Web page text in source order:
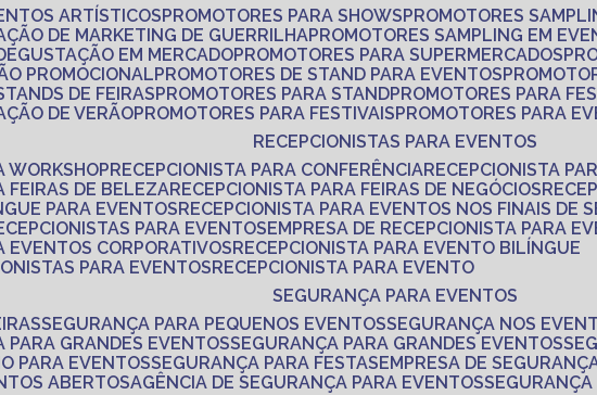
ARTÍSTICOS
PROMOTORES PARA SHOWS
PROMOTORES
DE MARKETING DE GUERRILHA PROMOTORES SAMPLING EM
EM MERCADO PROMOTORES PARA SUPERMERCADOS
PROMOCIONAL
PROMOTORES DE STAND PARA EVENTOS
DE FEIRAS
PROMOTORES PARA STAND PROMOTORES PARA
DE VERÃO PROMOTORES PARA FESTIVAIS
PROMOTORES PARA
RECEPCIONISTAS PARA EVENTOS
WORKSHOP
RECEPCIONISTA PARA CONFERÊNCIA
RECEPCIONISTA
FEIRAS DE BELEZA
RECEPCIONISTA PARA FEIRAS DE NEGÓCIOS
PARA EVENTOS
RECEPCIONISTA PARA EVENTOS NOS FINAIS DE
PARA EVENTOS
EMPRESA DE RECEPCIONISTA PARA
EVENTOS CORPORATIVOS
RECEPCIONISTA PARA EVENTO BILÍNGUE
PARA EVENTOS
RECEPCIONISTA PARA EVENTO
SEGURANÇA PARA EVENTOS
SEGURANÇA PARA PEQUENOS EVENTOS SEGURANÇA NOS
PARA GRANDES EVENTOS SEGURANÇA PARA GRANDES EVENTOS
PARA EVENTOS SEGURANÇA PARA FESTAS
EMPRESA DE
ABERTOS
AGÊNCIA DE SEGURANÇA PARA EVENTOS